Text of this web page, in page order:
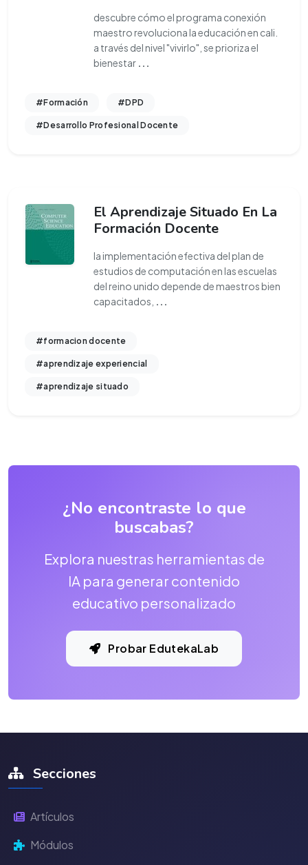
descubre cómo el programa conexión
maestro revoluciona la educación en cali.
a través del nivel "vivirlo", se prioriza el
bienestar ...
#Formación #DPD
#Desarrollo Profesional Docente
El Aprendizaje Situado En La
Formación Docente
la implementación efectiva del plan de
estudios de computación en las escuelas
del reino unido depende de maestros bien
capacitados, ...
#formacion docente
#aprendizaje experiencial
#aprendizaje situado
¿No encontraste lo que
buscabas?
Explora nuestras herramientas de
IA para generar contenido
educativo personalizado
Probar EdutekaLab
Secciones
Artículos
Módulos